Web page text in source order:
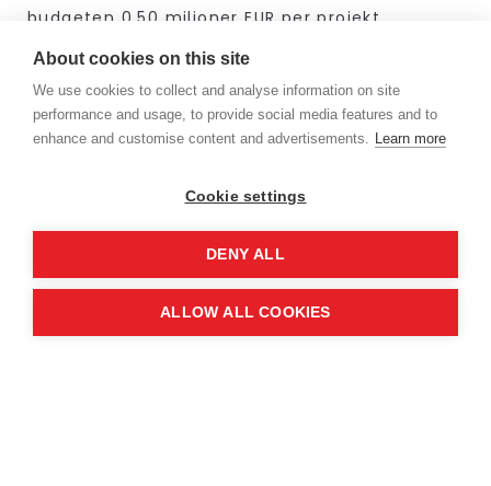
budgeten 0.50 miljoner EUR per projekt.
Utlysningen öppnar 6 juni och stänger 19
september 2024. Länk här:Interconnected
Innovation Ecosystems (2024.2) (HORIZON-EIE-
About cookies on this site
We use cookies to collect and analyse information on site
performance and usage, to provide social media features and to
enhance and customise content and advertisements. Learn more
Cookie settings
DENY ALL
ALLOW ALL COOKIES